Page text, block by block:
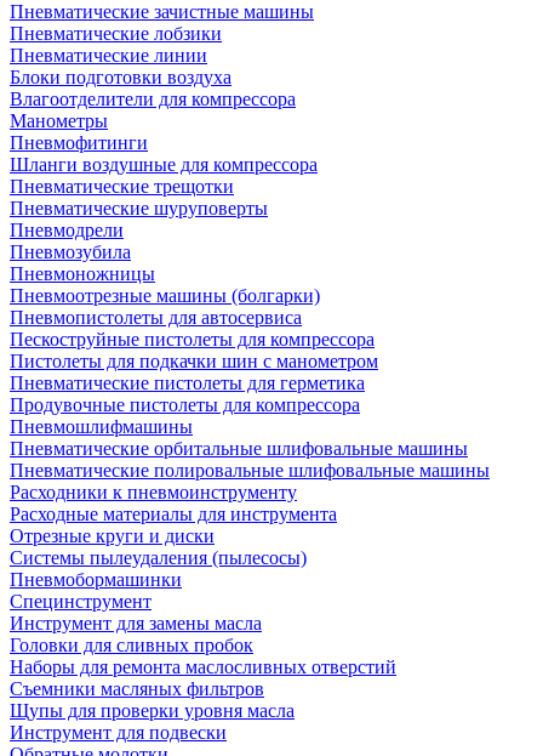
Пневматические зачистные машины
Пневматические лобзики
Пневматические линии
Блоки подготовки воздуха
Влагоотделители для компрессора
Манометры
Пневмофитинги
Шланги воздушные для компрессора
Пневматические трещотки
Пневматические шуруповерты
Пневмодрели
Пневмозубила
Пневмоножницы
Пневмоотрезные машины (болгарки)
Пневмопистолеты для автосервиса
Пескоструйные пистолеты для компрессора
Пистолеты для подкачки шин с манометром
Пневматические пистолеты для герметика
Продувочные пистолеты для компрессора
Пневмошлифмашины
Пневматические орбитальные шлифовальные машины
Пневматические полировальные шлифовальные машины
Расходники к пневмоинструменту
Расходные материалы для инструмента
Отрезные круги и диски
Системы пылеудаления (пылесосы)
Пневмобормашинки
Специнструмент
Инструмент для замены масла
Головки для сливных пробок
Наборы для ремонта маслосливных отверстий
Съемники масляных фильтров
Щупы для проверки уровня масла
Инструмент для подвески